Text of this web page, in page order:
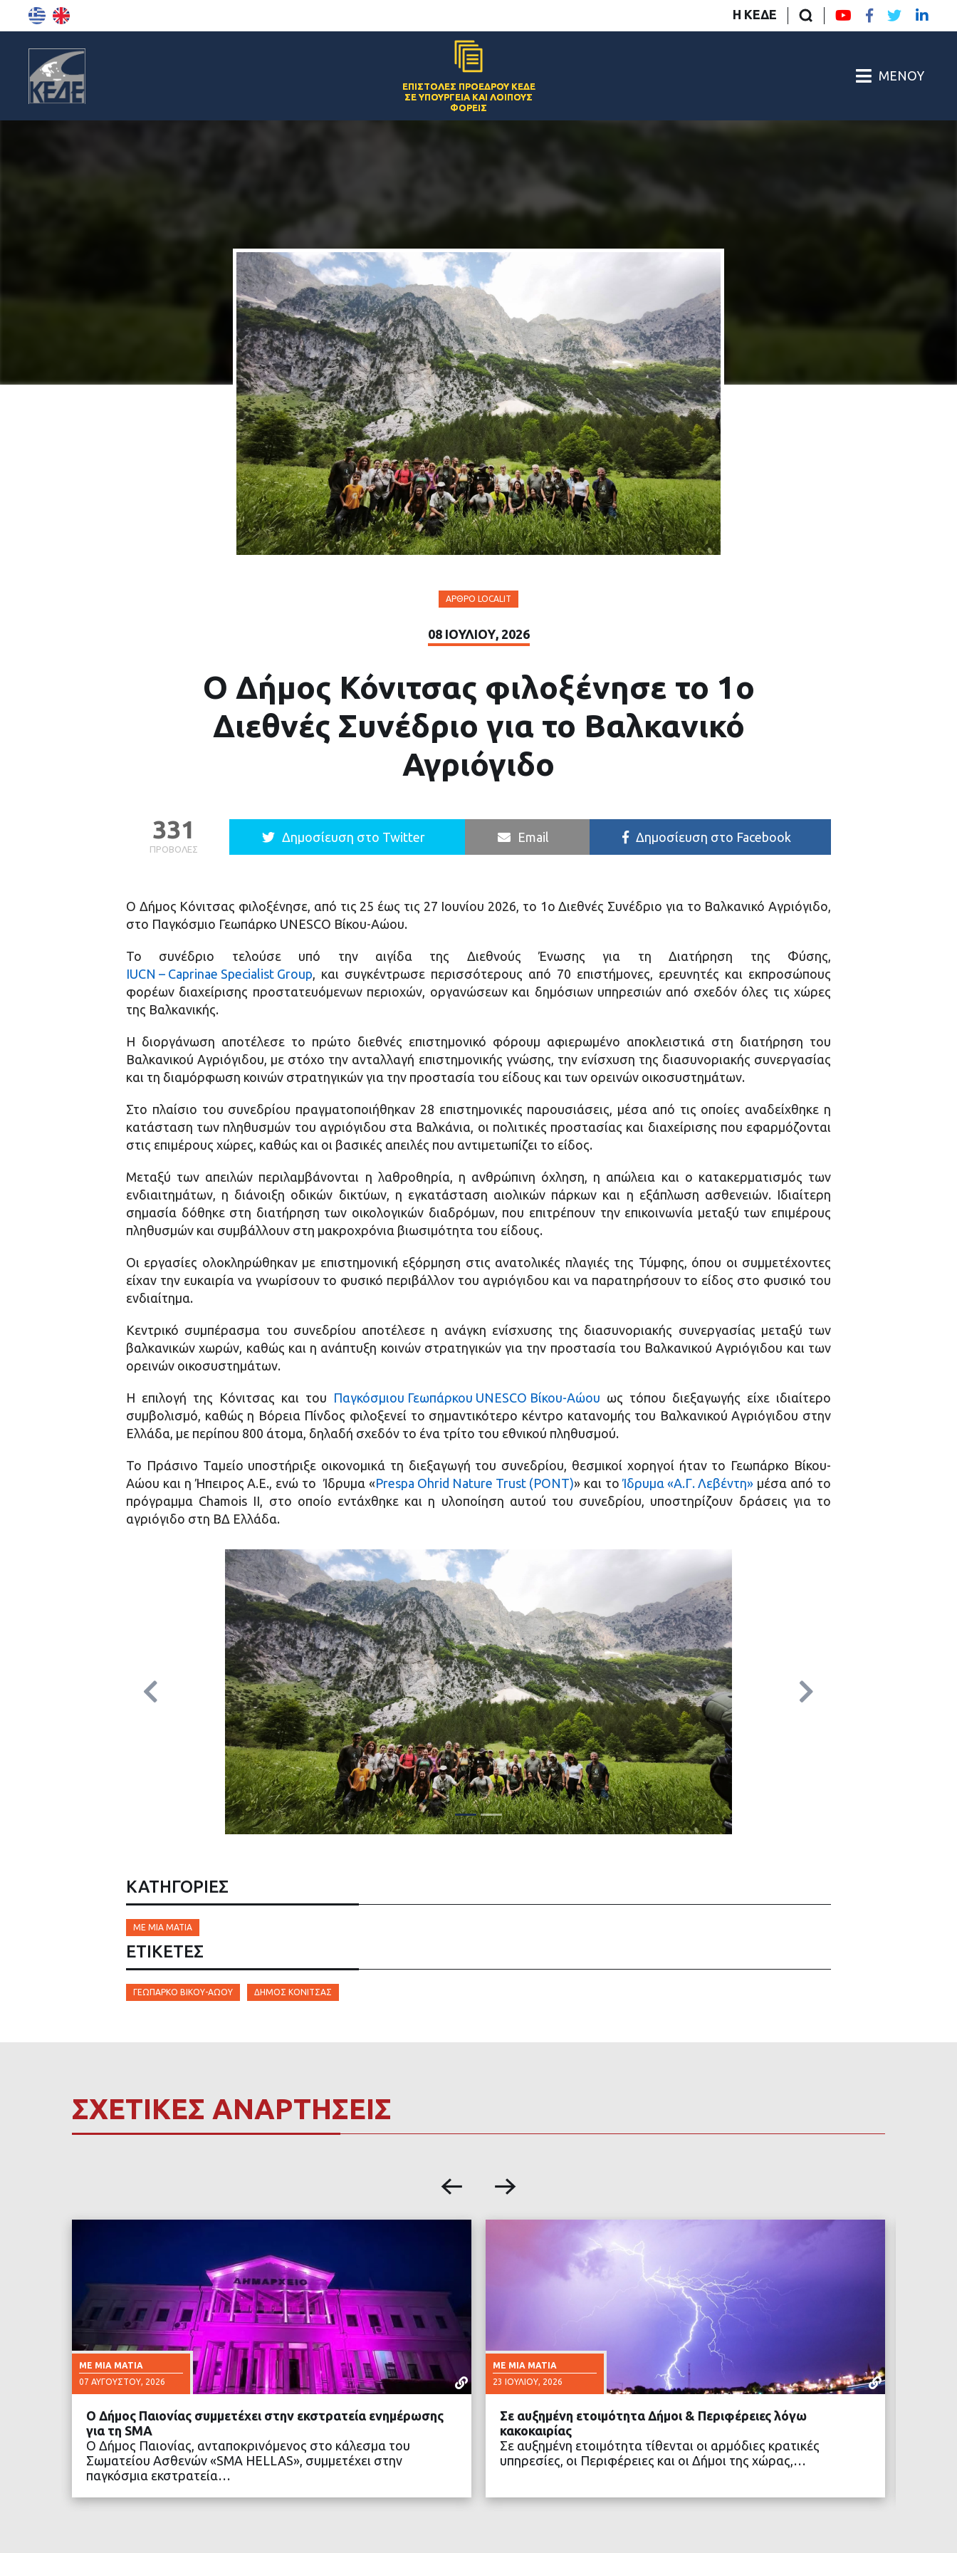
Η ΚΕΔΕ
ΕΠΙΣΤΟΛΈΣ ΠΡΟΈΔΡΟΥ ΚΕΔΕ
ΣΕ ΥΠΟΥΡΓΕΊΑ ΚΑΙ ΛΟΙΠΟΎΣ
ΦΟΡΕΊΣ
ΜΕΝΟΎ
ΆΡΘΡΟ LOCALIT
08 ΙΟΥΛΊΟΥ, 2026
Ο Δήμος Κόνιτσας φιλοξένησε το 1ο
Διεθνές Συνέδριο για το Βαλκανικό
Αγριόγιδο
ΠΡΟΒΟΛΈΣ
331 Δημοσίευση στο Twitter Email Δημοσίευση στο Facebook
Ο Δήμος Κόνιτσας φιλοξένησε, από τις 25 έως τις 27 Ιουνίου 2026, το 1ο Διεθνές Συνέδριο για το Βαλκανικό Αγριόγιδο,
στο Παγκόσμιο Γεωπάρκο UNESCO Βίκου-Αώου.
Το συνέδριο τελούσε υπό την αιγίδα της Διεθνούς Ένωσης για τη Διατήρηση της Φύσης,
IUCN – Caprinae Specialist Group, και συγκέντρωσε περισσότερους από 70 επιστήμονες, ερευνητές και εκπροσώπους
φορέων διαχείρισης προστατευόμενων περιοχών, οργανώσεων και δημόσιων υπηρεσιών από σχεδόν όλες τις χώρες
της Βαλκανικής.
Η διοργάνωση αποτέλεσε το πρώτο διεθνές επιστημονικό φόρουμ αφιερωμένο αποκλειστικά στη διατήρηση του
Βαλκανικού Αγριόγιδου, με στόχο την ανταλλαγή επιστημονικής γνώσης, την ενίσχυση της διασυνοριακής συνεργασίας
και τη διαμόρφωση κοινών στρατηγικών για την προστασία του είδους και των ορεινών οικοσυστημάτων.
Στο πλαίσιο του συνεδρίου πραγματοποιήθηκαν 28 επιστημονικές παρουσιάσεις, μέσα από τις οποίες αναδείχθηκε η
κατάσταση των πληθυσμών του αγριόγιδου στα Βαλκάνια, οι πολιτικές προστασίας και διαχείρισης που εφαρμόζονται
στις επιμέρους χώρες, καθώς και οι βασικές απειλές που αντιμετωπίζει το είδος.
Μεταξύ των απειλών περιλαμβάνονται η λαθροθηρία, η ανθρώπινη όχληση, η απώλεια και ο κατακερματισμός των
ενδιαιτημάτων, η διάνοιξη οδικών δικτύων, η εγκατάσταση αιολικών πάρκων και η εξάπλωση ασθενειών. Ιδιαίτερη
σημασία δόθηκε στη διατήρηση των οικολογικών διαδρόμων, που επιτρέπουν την επικοινωνία μεταξύ των επιμέρους
πληθυσμών και συμβάλλουν στη μακροχρόνια βιωσιμότητα του είδους.
Οι εργασίες ολοκληρώθηκαν με επιστημονική εξόρμηση στις ανατολικές πλαγιές της Τύμφης, όπου οι συμμετέχοντες
είχαν την ευκαιρία να γνωρίσουν το φυσικό περιβάλλον του αγριόγιδου και να παρατηρήσουν το είδος στο φυσικό του
ενδιαίτημα.
Κεντρικό συμπέρασμα του συνεδρίου αποτέλεσε η ανάγκη ενίσχυσης της διασυνοριακής συνεργασίας μεταξύ των
βαλκανικών χωρών, καθώς και η ανάπτυξη κοινών στρατηγικών για την προστασία του Βαλκανικού Αγριόγιδου και των
ορεινών οικοσυστημάτων.
Η επιλογή της Κόνιτσας και του Παγκόσμιου Γεωπάρκου UNESCO Βίκου-Αώου ως τόπου διεξαγωγής είχε ιδιαίτερο
συμβολισμό, καθώς η Βόρεια Πίνδος φιλοξενεί το σημαντικότερο κέντρο κατανομής του Βαλκανικού Αγριόγιδου στην
Ελλάδα, με περίπου 800 άτομα, δηλαδή σχεδόν το ένα τρίτο του εθνικού πληθυσμού.
Το Πράσινο Ταμείο υποστήριξε οικονομικά τη διεξαγωγή του συνεδρίου, θεσμικοί χορηγοί ήταν το Γεωπάρκο Βίκου-
Αώου και η Ήπειρος Α.Ε., ενώ το Ίδρυμα «Prespa Ohrid Nature Trust (PONT)» και τοΊδρυμα «Α.Γ. Λεβέντη» μέσα από το
πρόγραμμα Chamois II, στο οποίο εντάχθηκε και η υλοποίηση αυτού του συνεδρίου, υποστηρίζουν δράσεις για το
αγριόγιδο στη ΒΔ Ελλάδα.
ΚΑΤΗΓΟΡΙΕΣ
ΜΕ ΜΙΑ ΜΑΤΙΆ
ΕΤΙΚΈΤΕΣ
ΓΕΩΠΆΡΚΟ ΒΊΚΟΥ-ΑΏΟΥ ΔΉΜΟΣ ΚΌΝΙΤΣΑΣ
ΣΧΕΤΙΚΕΣ ΑΝΑΡΤΗΣΕΙΣ
ΜΕ ΜΙΑ ΜΑΤΙΆ
07 ΑΥΓΟΎΣΤΟΥ, 2026
ΔΙΑΒΑΣΤΕ ΠΕΡΙΣΣΟΤΕΡΑ
Ο Δήμος Παιονίας συμμετέχει στην εκστρατεία ενημέρωσης
για τη SMA
Ο Δήμος Παιονίας, ανταποκρινόμενος στο κάλεσμα του
Σωματείου Ασθενών «SMA HELLAS», συμμετέχει στην
παγκόσμια εκστρατεία…
ΜΕ ΜΙΑ ΜΑΤΙΆ
23 ΙΟΥΛΊΟΥ, 2026
Σε αυξημένη ετοιμότητα Δήμοι & Περιφέρειες λόγω
κακοκαιρίας
Σε αυξημένη ετοιμότητα τίθενται οι αρμόδιες κρατικές
υπηρεσίες, οι Περιφέρειες και οι Δήμοι της χώρας,…